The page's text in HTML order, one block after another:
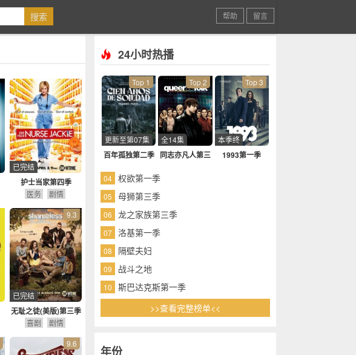
帮助 留言
护士当家第四季
已完结
医务 剧情
无耻之徒(美版)第三季
9.3
已完结
喜剧 剧情
9.6
24小时热播
百年孤独第二季
Top 1
更新至第07集
同志亦凡人第三
Top 2
全14集
1993第一季
Top 3
本季终
04 权欲第一季
05 母狮第三季
06 龙之家族第三季
07 洛基第一季
08 隔壁夫妇
09 战斗之地
10
斯巴达克斯第一季
>>查看完整榜单<<
年份